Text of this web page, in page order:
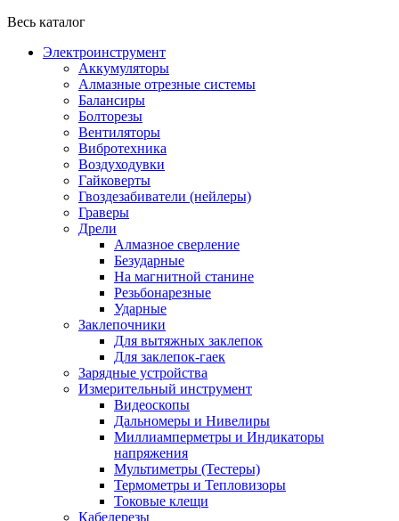
Весь каталог
Электроинструмент
Аккумуляторы
Алмазные отрезные системы
Балансиры
Болторезы
Вентиляторы
Вибротехника
Воздуходувки
Гайковерты
Гвоздезабиватели (нейлеры)
Граверы
Дрели
Алмазное сверление
Безударные
На магнитной станине
Резьбонарезные
Ударные
Заклепочники
Для вытяжных заклепок
Для заклепок-гаек
Зарядные устройства
Измерительный инструмент
Видеоскопы
Дальномеры и Нивелиры
Миллиамперметры и Индикаторы
напряжения
Мультиметры (Тестеры)
Термометры и Тепловизоры
Токовые клещи
Кабелерезы